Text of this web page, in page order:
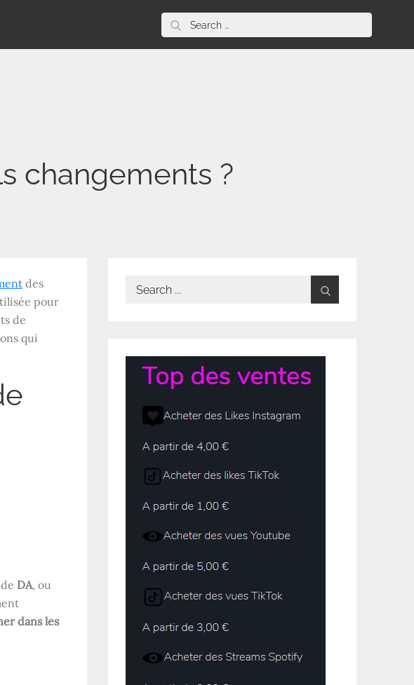
Search
for:
changements ?
des
pour
de
qui
DA, ou
dans les
Search